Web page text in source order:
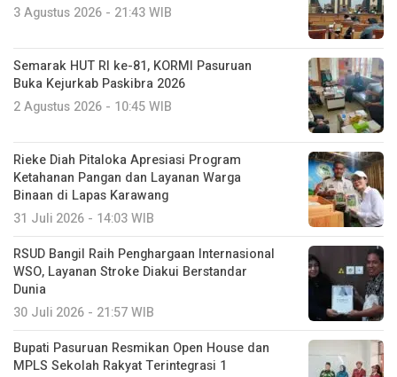
3 Agustus 2026 - 21:43 WIB
Semarak HUT RI ke-81, KORMI Pasuruan
Buka Kejurkab Paskibra 2026
2 Agustus 2026 - 10:45 WIB
Rieke Diah Pitaloka Apresiasi Program
Ketahanan Pangan dan Layanan Warga
Binaan di Lapas Karawang
31 Juli 2026 - 14:03 WIB
RSUD Bangil Raih Penghargaan Internasional
WSO, Layanan Stroke Diakui Berstandar
Dunia
30 Juli 2026 - 21:57 WIB
Bupati Pasuruan Resmikan Open House dan
MPLS Sekolah Rakyat Terintegrasi 1